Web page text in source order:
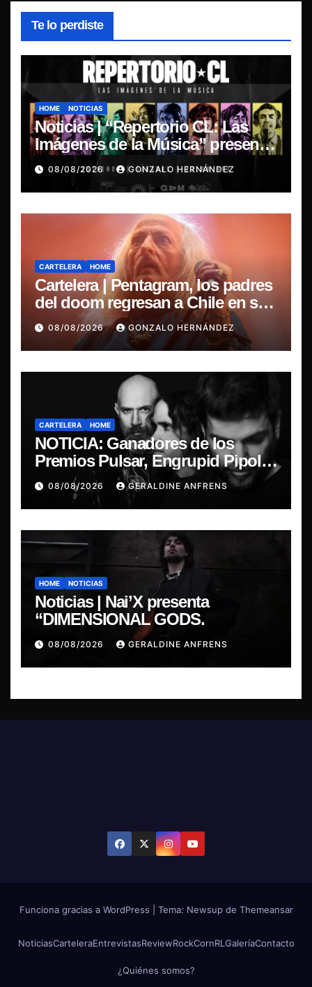
Te lo perdiste
HOME NOTICIAS
Noticias | “Repertorio CL: Las
Imágenes de la Música” presenta
la esencia del nuevo sonido
nacional
08/08/2026 GONZALO HERNÁNDEZ
CARTELERA HOME
Cartelera | Pentagram, los padres
del doom regresan a Chile en su
última misa
08/08/2026 GONZALO HERNÁNDEZ
CARTELERA HOME
NOTICIA: Ganadores de los
Premios Pulsar, Engrupid Pipol
presentan show exclusivo.
08/08/2026 GERALDINE ANFRENS
HOME NOTICIAS
Noticias | Nai’X presenta
“DIMENSIONAL GODS.
08/08/2026 GERALDINE ANFRENS
Funciona gracias a WordPress Tema: Newsup de Themeansar
NoticiasCarteleraEntrevistasReviewRockCornRLGaleríaContacto
¿Quiénes somos?